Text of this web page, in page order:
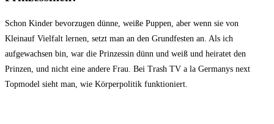
Schon Kinder bevorzugen dünne, weiße Puppen, aber wenn sie von
Kleinauf Vielfalt lernen, setzt man an den Grundfesten an. Als ich
aufgewachsen bin, war die Prinzessin dünn und weiß und heiratet den
Prinzen, und nicht eine andere Frau. Bei Trash TV a la Germanys next
Topmodel sieht man, wie Körperpolitik funktioniert.